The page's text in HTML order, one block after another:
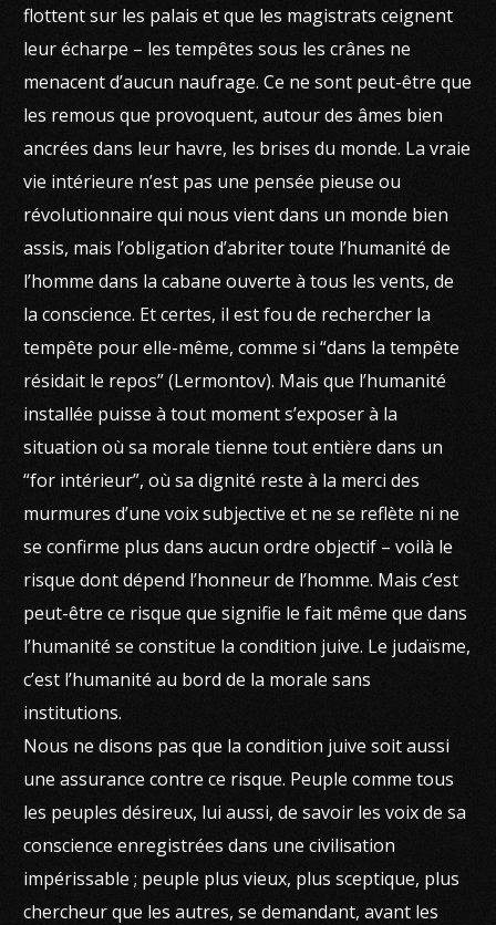
flottent sur les palais et que les magistrats ceignent
leur écharpe – les tempêtes sous les crânes ne
menacent d’aucun naufrage. Ce ne sont peut-être que
les remous que provoquent, autour des âmes bien
ancrées dans leur havre, les brises du monde. La vraie
vie intérieure n’est pas une pensée pieuse ou
révolutionnaire qui nous vient dans un monde bien
assis, mais l’obligation d’abriter toute l’humanité de
l’homme dans la cabane ouverte à tous les vents, de
la conscience. Et certes, il est fou de rechercher la
tempête pour elle-même, comme si “dans la tempête
résidait le repos” (Lermontov). Mais que l’humanité
installée puisse à tout moment s’exposer à la
situation où sa morale tienne tout entière dans un
“for intérieur”, où sa dignité reste à la merci des
murmures d’une voix subjective et ne se reflète ni ne
se confirme plus dans aucun ordre objectif – voilà le
risque dont dépend l’honneur de l’homme. Mais c’est
peut-être ce risque que signifie le fait même que dans
l’humanité se constitue la condition juive. Le judaïsme,
c’est l’humanité au bord de la morale sans
institutions.
Nous ne disons pas que la condition juive soit aussi
une assurance contre ce risque. Peuple comme tous
les peuples désireux, lui aussi, de savoir les voix de sa
conscience enregistrées dans une civilisation
impérissable ; peuple plus vieux, plus sceptique, plus
chercheur que les autres, se demandant, avant les